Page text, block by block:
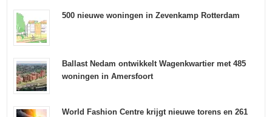
500 nieuwe woningen in Zevenkamp Rotterdam
Ballast Nedam ontwikkelt Wagenkwartier met 485
woningen in Amersfoort
World Fashion Centre krijgt nieuwe torens en 261